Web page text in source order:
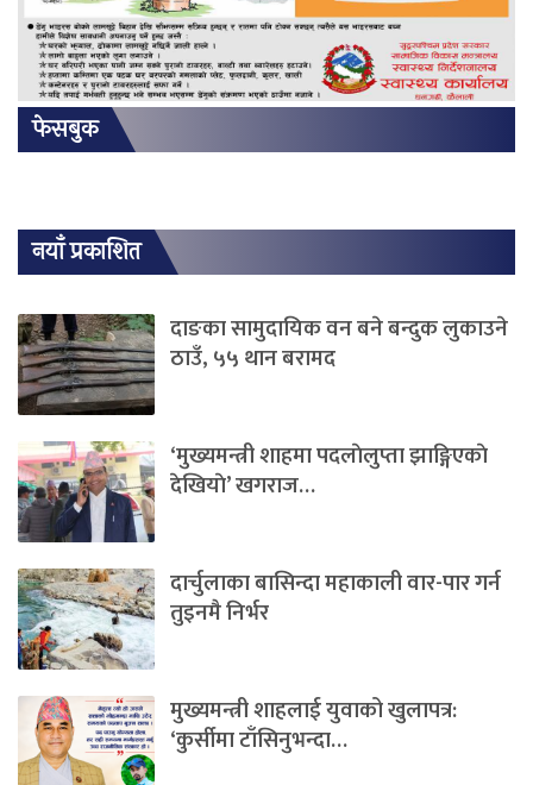
फेसबुक
नयाँ प्रकाशित
दाङका सामुदायिक वन बने बन्दुक लुकाउने
ठाउँ, ५५ थान बरामद
‘मुख्यमन्त्री शाहमा पदलाेलुप्ता झाङ्गिएकाे
देखियाे’ खगराज…
दार्चुलाका बासिन्दा महाकाली वार-पार गर्न
तुइनमै निर्भर
मुख्यमन्त्री शाहलाई युवाको खुलापत्र:
‘कुर्सीमा टाँसिनुभन्दा…